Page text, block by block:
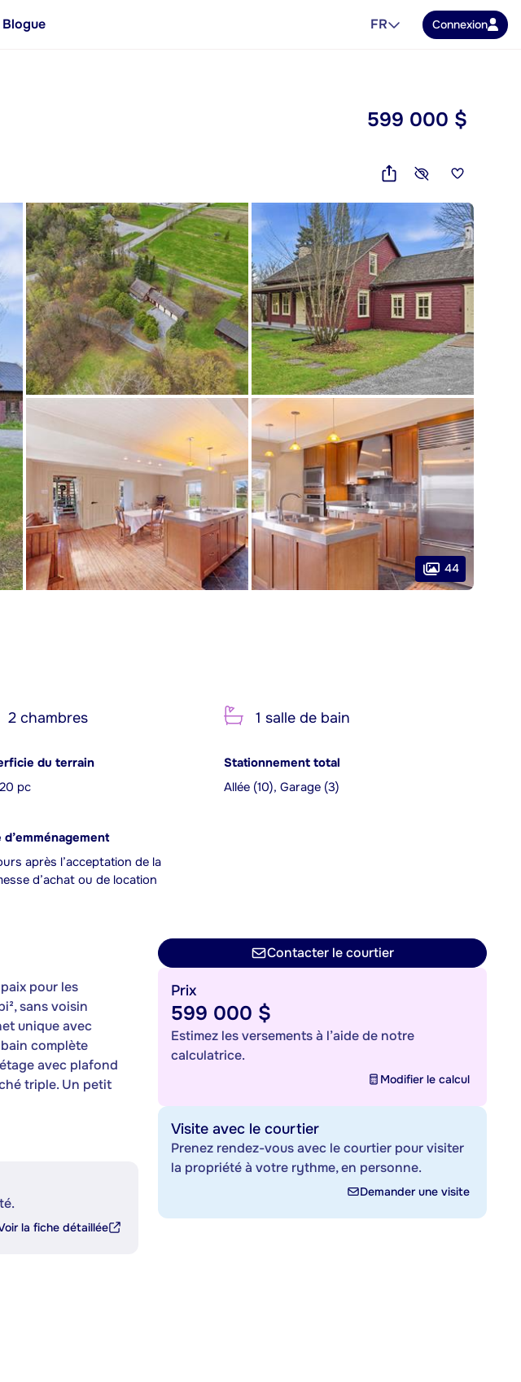
Blogue FR Connexion
599 000 $
44
2 chambres 1 salle de bain
du terrain
pc
Stationnement total
Allée (10), Garage (3)
d’emménagement
après l’acceptation de la
d’achat ou de location
pour les
sans voisin
unique avec
complète
avec plafond
triple. Un petit
la fiche détaillée
Contacter le courtier
Prix
599 000 $
Estimez les versements à l’aide de notre
calculatrice.
Modifier le calcul
Visite avec le courtier
Prenez rendez-vous avec le courtier pour visiter
la propriété à votre rythme, en personne.
Demander une visite